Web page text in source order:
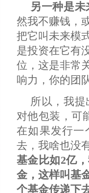
另一种是
然我不赚钱，
把它叫未来模
是投资在它有
位，这是非常
响力，你的团
所以，我
对他包装，可
在如果发行一
去，我啥也没
基金比如2亿
金，这样叫基
个基金传递下